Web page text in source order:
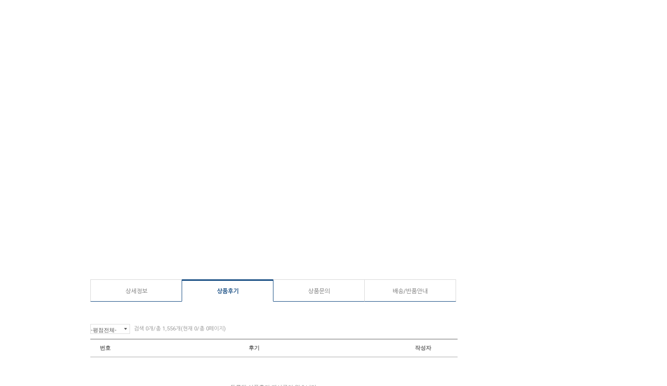
상세정보 상품후기 상품문의 배송/반품안내